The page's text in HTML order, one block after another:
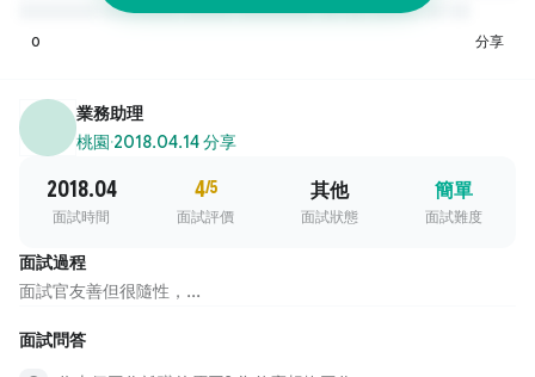
0 分享
業務助理
桃園·2018.04.14 分享
2018.04
面試時間
4/5
面試評價
其他
面試狀態
簡單
面試難度
面試過程
面試官友善但很隨性，...
面試問答